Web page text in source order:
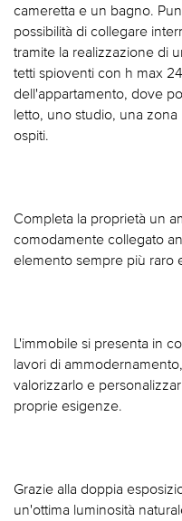
cameretta e un bagno.
possibilità di collegare
tramite la realizzazione di
tetti spioventi con h max
dell'appartamento, dove
letto, uno studio, una
ospiti.
Completa la proprietà un
comodamente collegato
elemento sempre più raro
L'immobile si presenta in
lavori di
valorizzarlo e
proprie esigenze.
Grazie alla doppia
un'ottima luminosità